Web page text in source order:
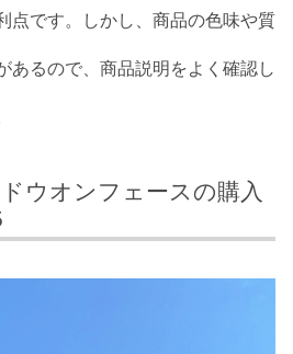
点です。しかし、商品の色味や質
あるので、商品説明をよく確認し
ウオンフェースの購入